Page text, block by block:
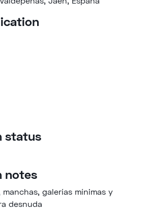
status
notes
galerías mínimas y
desnuda